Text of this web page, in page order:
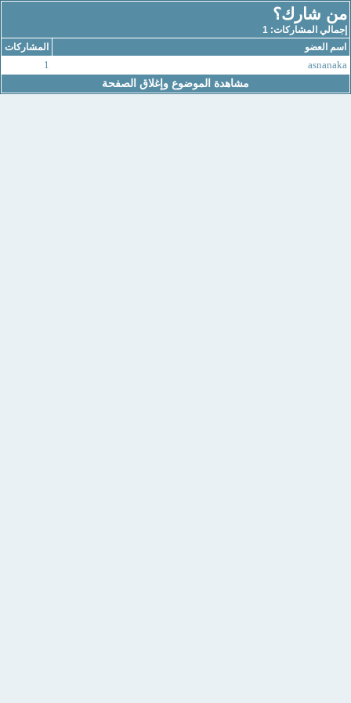
من شارك؟
إجمالي المشاركات: 1
اسم العضو
المشاركات
asnanaka
1
مشاهدة الموضوع وإغلاق الصفحة